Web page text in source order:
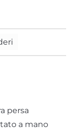
persa
a mano